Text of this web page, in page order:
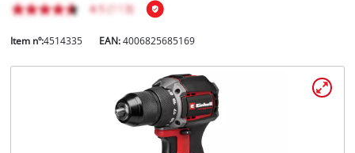
Item nº:4514335 EAN:4006825685169